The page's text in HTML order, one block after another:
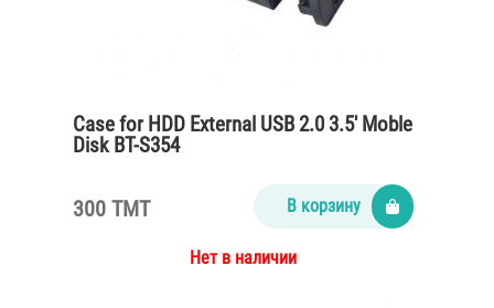
Case for HDD External USB 2.0 3.5′ Moble
Disk BT-S354
300 TMT В корзину
Нет в наличии